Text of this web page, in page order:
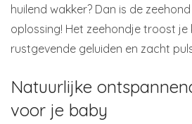
huilend wakker? Dan is de
oplossing! Het zeehondje troost je
rustgevende geluiden en zacht
Natuurlijke
voor je baby